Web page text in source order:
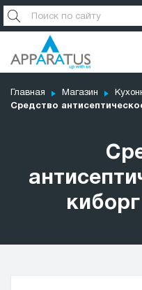
Главная Магазин
Средство